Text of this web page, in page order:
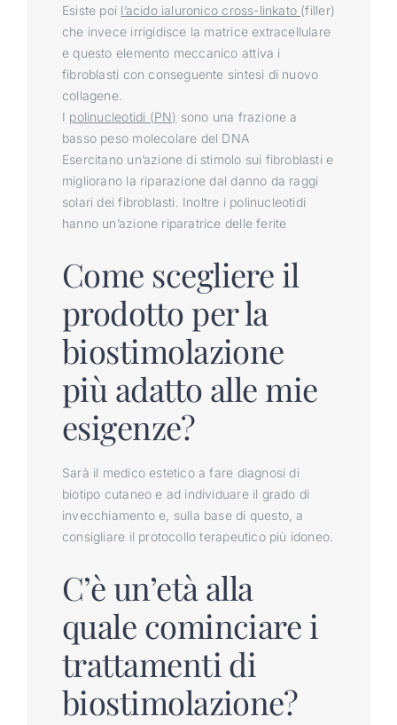
Esiste poi l’acido ialuronico cross-linkato (filler)
che invece irrigidisce la matrice extracellulare
e questo elemento meccanico attiva i
fibroblasti con conseguente sintesi di nuovo
collagene.
I polinucleotidi (PN) sono una frazione a
basso peso molecolare del DNA
Esercitano un’azione di stimolo sui fibroblasti e
migliorano la riparazione dal danno da raggi
solari dei fibroblasti. Inoltre i polinucleotidi
hanno un’azione riparatrice delle ferite
Come scegliere il
prodotto per la
biostimolazione
più adatto alle mie
esigenze?
Sarà il medico estetico a fare diagnosi di
biotipo cutaneo e ad individuare il grado di
invecchiamento e, sulla base di questo, a
consigliare il protocollo terapeutico più idoneo.
C’è un’età alla
quale cominciare i
trattamenti di
biostimolazione?